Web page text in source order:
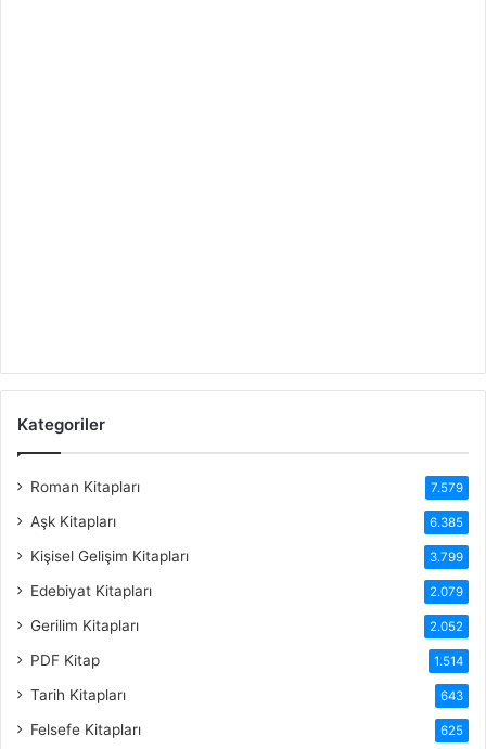
Kategoriler
Roman Kitapları 7.579
Aşk Kitapları 6.385
Kişisel Gelişim Kitapları 3.799
Edebiyat Kitapları 2.079
Gerilim Kitapları 2.052
PDF Kitap 1.514
Tarih Kitapları 643
Felsefe Kitapları 625